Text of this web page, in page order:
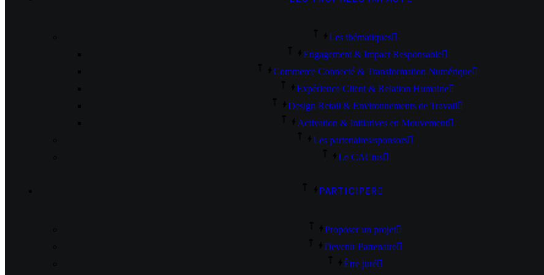
Les thématiques
Engagement & Impact Responsable
Commerce Connecté & Transformation Numérique
Expérience Client & Relation Humaine
Design Retail & Environnements de Travail
Activation & Initiatives en Mouvement
Les partenaires/sponsors
Le CACtus
PARTICIPER
Proposer un projet
Devenir Partenaire
Être juré